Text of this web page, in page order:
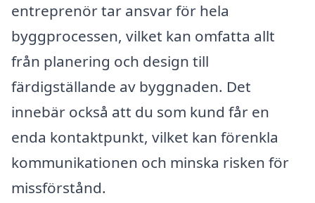
entreprenör tar ansvar för hela
byggprocessen, vilket kan omfatta allt
från planering och design till
färdigställande av byggnaden. Det
innebär också att du som kund får en
enda kontaktpunkt, vilket kan förenkla
kommunikationen och minska risken för
missförstånd.